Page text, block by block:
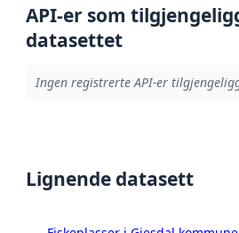
API-er som
datasettet
Ingen registrerte API-er
Lignende datasett